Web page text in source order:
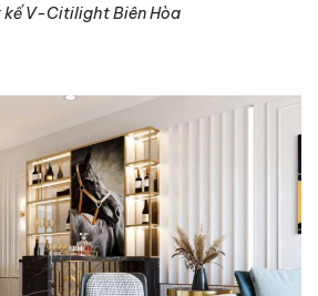
kế V-Citilight Biên Hòa